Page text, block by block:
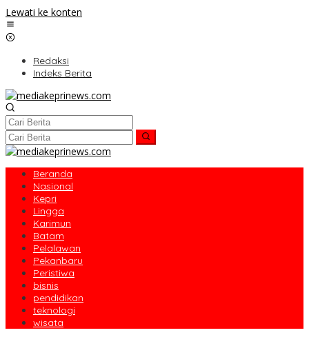
Lewati ke konten
Redaksi
Indeks Berita
Beranda
Nasional
Kepri
Lingga
Karimun
Batam
Pelalawan
Pekanbaru
Peristiwa
bisnis
pendidikan
teknologi
wisata